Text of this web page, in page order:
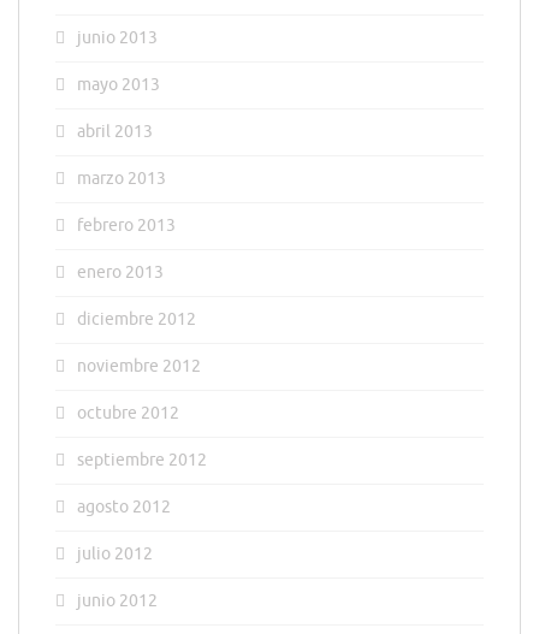
junio 2013
mayo 2013
abril 2013
marzo 2013
febrero 2013
enero 2013
diciembre 2012
noviembre 2012
octubre 2012
septiembre 2012
agosto 2012
julio 2012
junio 2012